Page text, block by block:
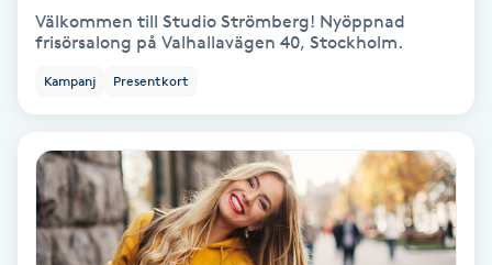
Kärlbehandling
Lashlift Keratin
LED-ljusterapi
Välkommen till Studio Strömberg! Nyöppnad
frisörsalong på Valhallavägen 40, Stockholm.
Kampanj Presentkort